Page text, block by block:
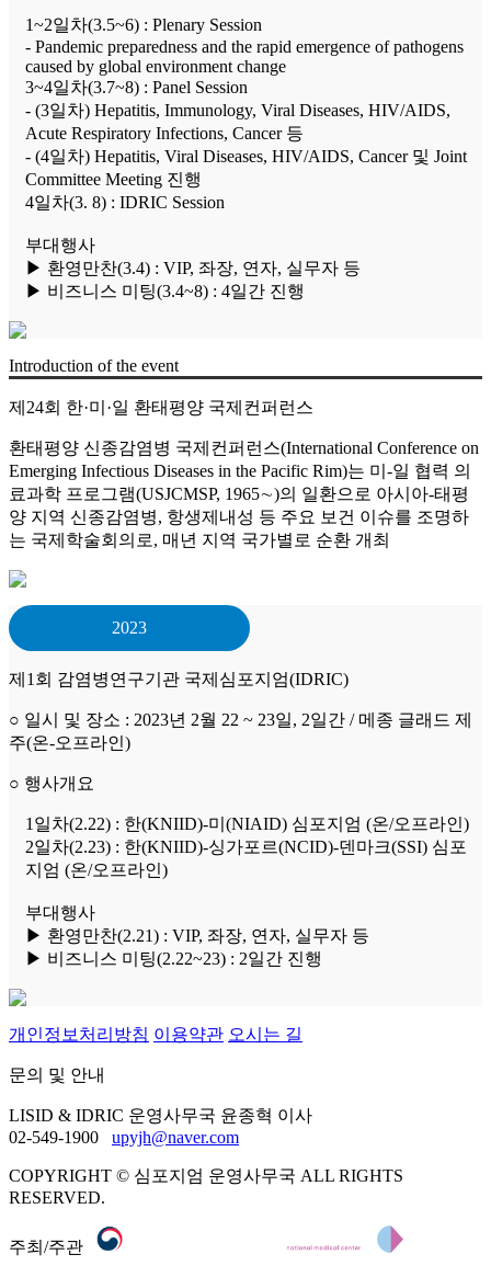
1~2일차(3.5~6) : Plenary Session
- Pandemic preparedness and the rapid emergence of pathogens
caused by global environment change
3~4일차(3.7~8) : Panel Session
- (3일차) Hepatitis, Immunology, Viral Diseases, HIV/AIDS,
Acute Respiratory Infections, Cancer 등
- (4일차) Hepatitis, Viral Diseases, HIV/AIDS, Cancer 및 Joint
Committee Meeting 진행
4일차(3. 8) : IDRIC Session
부대행사
▶ 환영만찬(3.4) : VIP, 좌장, 연자, 실무자 등
▶ 비즈니스 미팅(3.4~8) : 4일간 진행
Introduction of the event
제24회 한·미·일 환태평양 국제컨퍼런스
환태평양 신종감염병 국제컨퍼런스(International Conference on
Emerging Infectious Diseases in the Pacific Rim)는 미-일 협력 의
료과학 프로그램(USJCMSP, 1965∼)의 일환으로 아시아-태평
양 지역 신종감염병, 항생제내성 등 주요 보건 이슈를 조명하
는 국제학술회의로, 매년 지역 국가별로 순환 개최
2023
제1회 감염병연구기관 국제심포지엄(IDRIC)
○ 일시 및 장소 : 2023년 2월 22 ~ 23일, 2일간 / 메종 글래드 제
주(온-오프라인)
○ 행사개요
1일차(2.22) : 한(KNIID)-미(NIAID) 심포지엄 (온/오프라인)
2일차(2.23) : 한(KNIID)-싱가포르(NCID)-덴마크(SSI) 심포
지엄 (온/오프라인)
부대행사
▶ 환영만찬(2.21) : VIP, 좌장, 연자, 실무자 등
▶ 비즈니스 미팅(2.22~23) : 2일간 진행
개인정보처리방침 이용약관 오시는 길
문의 및 안내
LISID & IDRIC 운영사무국 윤종혁 이사
02-549-1900 upyjh@naver.com
COPYRIGHT © 심포지엄 운영사무국 ALL RIGHTS
RESERVED.
주최/주관